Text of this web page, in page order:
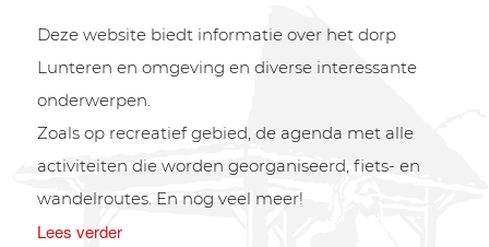
Deze website biedt informatie over het dorp
Lunteren en omgeving en diverse interessante
onderwerpen.
Zoals op recreatief gebied, de agenda met alle
activiteiten die worden georganiseerd, fiets- en
wandelroutes. En nog veel meer!
Lees verder